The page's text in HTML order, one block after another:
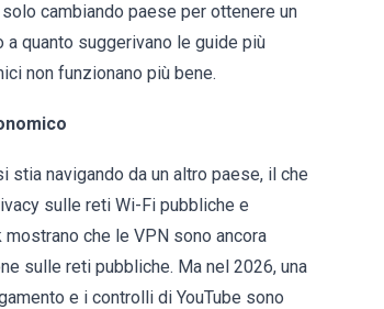
cambiando paese per ottenere un
quanto suggerivano le guide più
non funzionano più bene.
stia navigando da un altro paese, il che
sulle reti Wi-Fi pubbliche e
che le VPN sono ancora
sulle reti pubbliche. Ma nel 2026, una
e i controlli di YouTube sono